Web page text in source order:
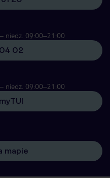
niedz. 09:00–21:00
02
niedz. 09:00–21:00
mapie